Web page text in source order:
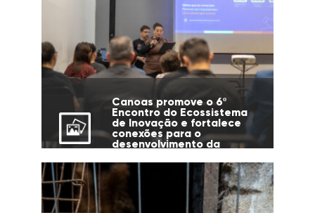
Canoas promove o 6º
Encontro do Ecossistema
de Inovação e fortalece
conexões para o
desenvolvimento da